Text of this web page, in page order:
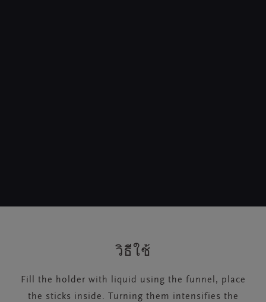
วิธีใช้
Fill the holder with liquid using the funnel, place
the sticks inside. Turning them intensifies the